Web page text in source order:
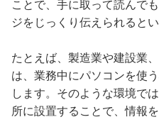
ことで、手に取って読んで
ジをじっくり伝えられると
たとえば、製造業や建設業
は、業務中にパソコンを使
します。そのような環境で
所に設置することで、情報